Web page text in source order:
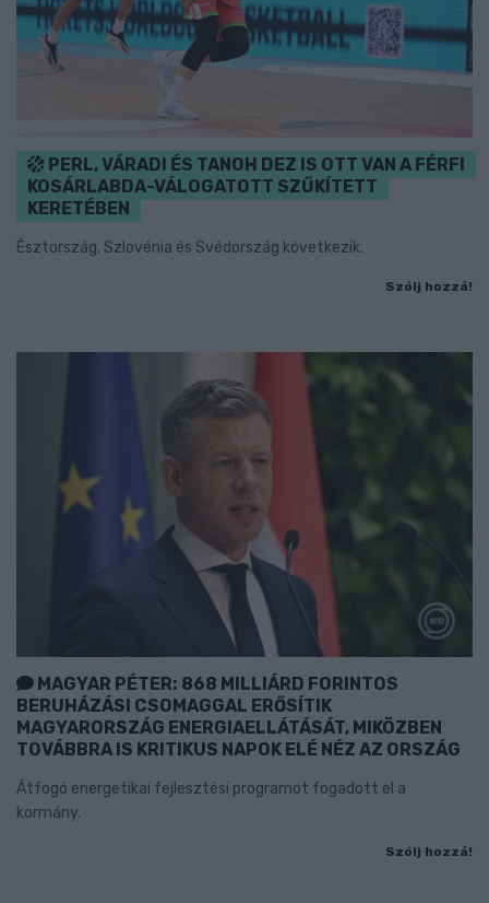
PERL, VÁRADI ÉS TANOH DEZ IS OTT VAN A FÉRFI
KOSÁRLABDA-VÁLOGATOTT SZŰKÍTETT
KERETÉBEN
Észtország, Szlovénia és Svédország következik.
Szólj hozzá!
MAGYAR PÉTER: 868 MILLIÁRD FORINTOS
BERUHÁZÁSI CSOMAGGAL ERŐSÍTIK
MAGYARORSZÁG ENERGIAELLÁTÁSÁT, MIKÖZBEN
TOVÁBBRA IS KRITIKUS NAPOK ELÉ NÉZ AZ ORSZÁG
Átfogó energetikai fejlesztési programot fogadott el a
kormány.
Szólj hozzá!